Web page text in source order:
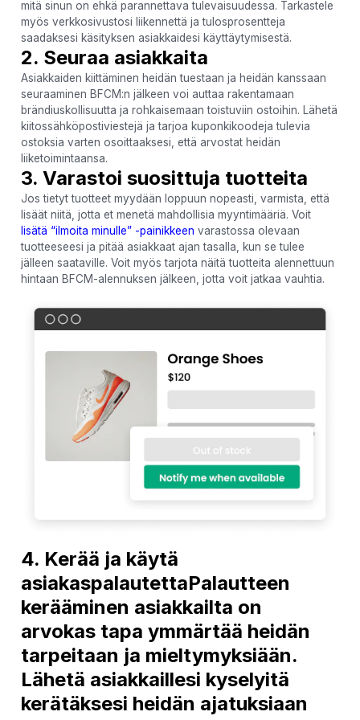
mitä sinun on ehkä parannettava tulevaisuudessa. Tarkastele
myös verkkosivustosi liikennettä ja tulosprosentteja
saadaksesi käsityksen asiakkaidesi käyttäytymisestä.
2. Seuraa asiakkaita
Asiakkaiden kiittäminen heidän tuestaan ja heidän kanssaan
seuraaminen BFCM:n jälkeen voi auttaa rakentamaan
brändiuskollisuutta ja rohkaisemaan toistuviin ostoihin. Lähetä
kiitossähköpostiviestejä ja tarjoa kuponkikoodeja tulevia
ostoksia varten osoittaaksesi, että arvostat heidän
liiketoimintaansa.
3. Varastoi suosittuja tuotteita
Jos tietyt tuotteet myydään loppuun nopeasti, varmista, että
lisäät niitä, jotta et menetä mahdollisia myyntimääriä. Voit
lisätä “ilmoita minulle” -painikkeen varastossa olevaan
tuotteeseesi ja pitää asiakkaat ajan tasalla, kun se tulee
jälleen saataville. Voit myös tarjota näitä tuotteita alennettuun
hintaan BFCM-alennuksen jälkeen, jotta voit jatkaa vauhtia.
4. Kerää ja käytä
asiakaspalautettaPalautteen
kerääminen asiakkailta on
arvokas tapa ymmärtää heidän
tarpeitaan ja mieltymyksiään.
Lähetä asiakkaillesi kyselyitä
kerätäksesi heidän ajatuksiaan